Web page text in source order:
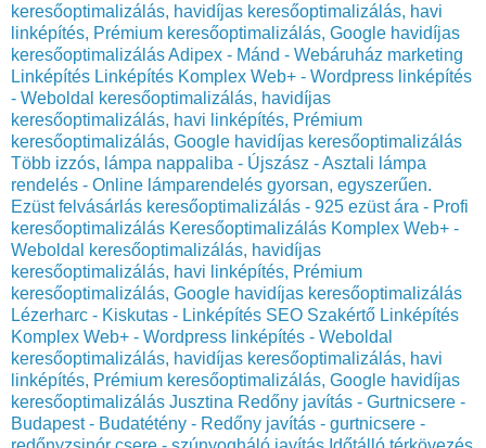
keresőoptimalizálás, havidíjas keresőoptimalizálás, havi
linképítés, Prémium keresőoptimalizálás, Google havidíjas
keresőoptimalizálásAdipex - Mánd - Webáruház marketing
Linképítés Linképítés Komplex Web+ - Wordpress linképítés
- Weboldal keresőoptimalizálás, havidíjas
keresőoptimalizálás, havi linképítés, Prémium
keresőoptimalizálás, Google havidíjas keresőoptimalizálás
Több izzós, lámpa nappaliba - Újszász - Asztali lámpa
rendelés - Online lámparendelés gyorsan, egyszerűen.
Ezüst felvásárlás keresőoptimalizálás - 925 ezüst ára - Profi
keresőoptimalizálás Keresőoptimalizálás Komplex Web+ -
Weboldal keresőoptimalizálás, havidíjas
keresőoptimalizálás, havi linképítés, Prémium
keresőoptimalizálás, Google havidíjas keresőoptimalizálás
Lézerharc - Kiskutas - Linképítés SEO Szakértő Linképítés
Komplex Web+ - Wordpress linképítés - Weboldal
keresőoptimalizálás, havidíjas keresőoptimalizálás, havi
linképítés, Prémium keresőoptimalizálás, Google havidíjas
keresőoptimalizálás Jusztina Redőny javítás - Gurtnicsere -
Budapest - Budatétény - Redőny javítás - gurtnicsere -